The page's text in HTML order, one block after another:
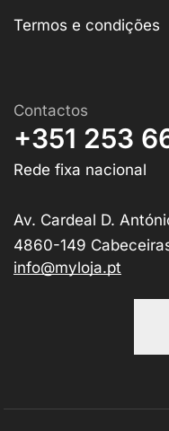
Termos e condições
Contactos
+351 253
Rede fixa nacional
Av. Cardeal D.
4860-149
info@myloja.pt